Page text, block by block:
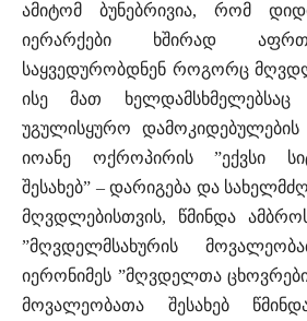
ამიტომ ბუნებრივია, რომ
იერარქები ხშირად
საყვედურობდნენ როგორც
ისე მათ ხელდამსხმელებსაც
უგულისყურო დამოკიდებულების
იოანე ოქროპირის ”ექვსი
შესახებ” – დარიგება და
მღვდლებისთვის, წმინდა
”მღვდელმსახურის
იერონიმეს ”მღვდელთა
მოვალეობათა შესახებ